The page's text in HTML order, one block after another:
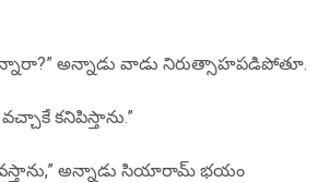
అన్నాడు వాడు నిరుత్సాహపడిపోతూ.
కనిపిస్తాను.”
అన్నాడు సియారామ్ భయం